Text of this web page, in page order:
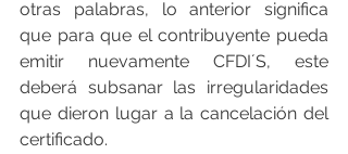
otras palabras, lo anterior significa
que para que el contribuyente pueda
emitir nuevamente CFDI´S, este
deberá subsanar las irregularidades
que dieron lugar a la cancelación del
certificado.